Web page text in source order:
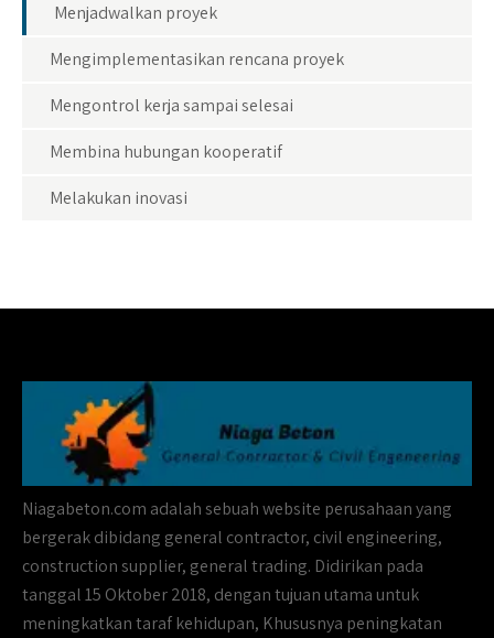
Menjadwalkan proyek
Mengimplementasikan rencana proyek
Mengontrol kerja sampai selesai
Membina hubungan kooperatif
Melakukan inovasi
Niagabeton.com adalah sebuah website perusahaan yang
bergerak dibidang general contractor, civil engineering,
construction supplier, general trading. Didirikan pada
tanggal 15 Oktober 2018, dengan tujuan utama untuk
meningkatkan taraf kehidupan, Khususnya peningkatan